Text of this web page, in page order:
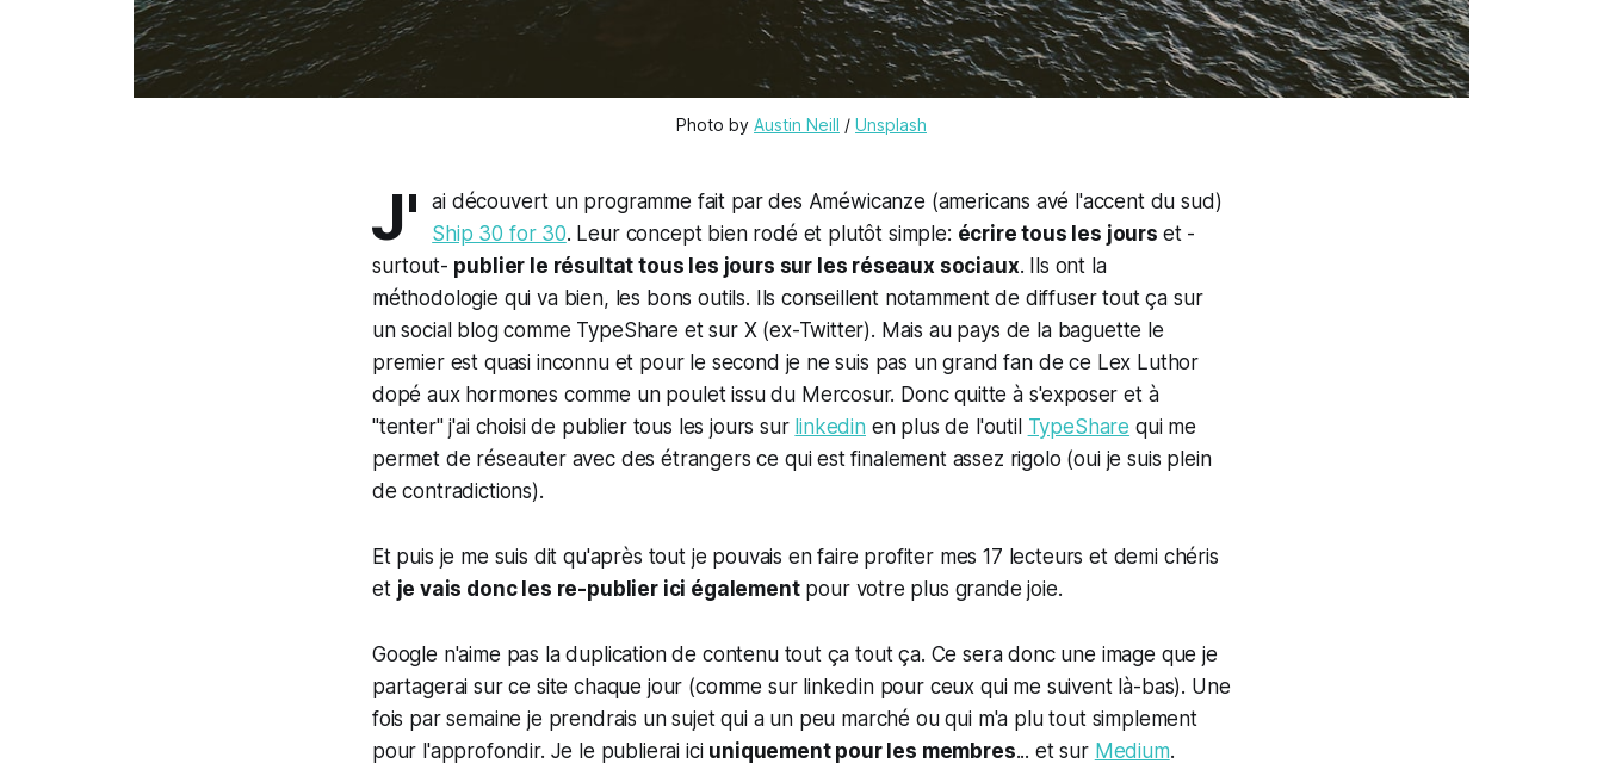
Photo by Austin Neill / Unsplash
J'
ai découvert un programme fait par des Améwicanze (americans avé l'accent du sud)
Ship 30 for 30. Leur concept bien rodé et plutôt simple: écrire tous les jours et -
surtout- publier le résultat tous les jours sur les réseaux sociaux. Ils ont la
méthodologie qui va bien, les bons outils. Ils conseillent notamment de diffuser tout ça sur
un social blog comme TypeShare et sur X (ex-Twitter). Mais au pays de la baguette le
premier est quasi inconnu et pour le second je ne suis pas un grand fan de ce Lex Luthor
dopé aux hormones comme un poulet issu du Mercosur. Donc quitte à s'exposer et à
"tenter" j'ai choisi de publier tous les jours sur linkedin en plus de l'outil TypeShare qui me
permet de réseauter avec des étrangers ce qui est finalement assez rigolo (oui je suis plein
de contradictions).
Et puis je me suis dit qu'après tout je pouvais en faire profiter mes 17 lecteurs et demi chéris
et je vais donc les re-publier ici égalementpour votre plus grande joie.
Google n'aime pas la duplication de contenu tout ça tout ça. Ce sera donc une image que je
partagerai sur ce site chaque jour (comme sur linkedin pour ceux qui me suivent là-bas). Une
fois par semaine je prendrais un sujet qui a un peu marché ou qui m'a plu tout simplement
pour l'approfondir. Je le publierai ici uniquement pour les membres... et sur Medium.